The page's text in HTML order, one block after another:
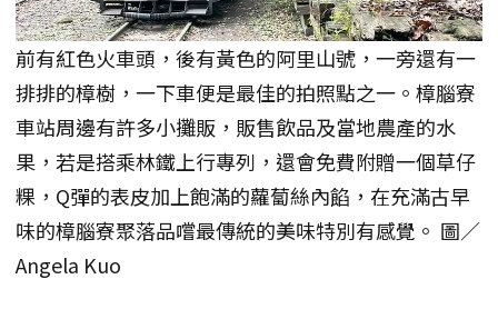
前有紅色火車頭，後有黃色的阿里山號，一旁還有一
排排的樟樹，一下車便是最佳的拍照點之一。樟腦寮
車站周邊有許多小攤販，販售飲品及當地農產的水
果，若是搭乘林鐵上行專列，還會免費附贈一個草仔
粿，Q彈的表皮加上飽滿的蘿蔔絲內餡，在充滿古早
味的樟腦寮聚落品嚐最傳統的美味特別有感覺。 圖／
Angela Kuo